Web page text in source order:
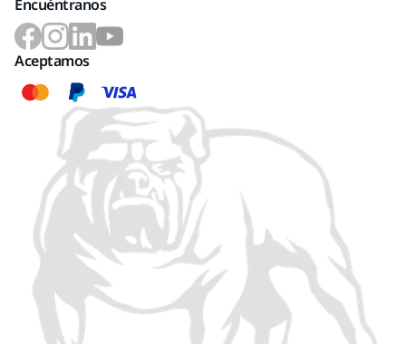
Encuéntranos
Aceptamos